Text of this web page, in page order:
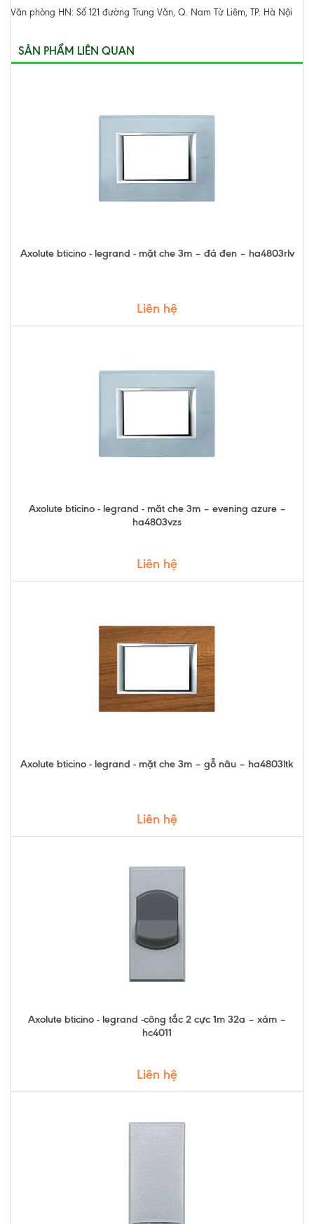
Văn phòng HN: Số 121 đường Trung Văn, Q. Nam Từ Liêm, TP. Hà Nội
SẢN PHẨM LIÊN QUAN
Axolute bticino - legrand - mặt che 3m – đá đen – ha4803rlv
Liên hệ
Axolute bticino - legrand - măt che 3m – evening azure –
ha4803vzs
Liên hệ
Axolute bticino - legrand - mặt che 3m – gỗ nâu – ha4803ltk
Liên hệ
Axolute bticino - legrand -công tắc 2 cực 1m 32a – xám –
hc4011
Liên hệ